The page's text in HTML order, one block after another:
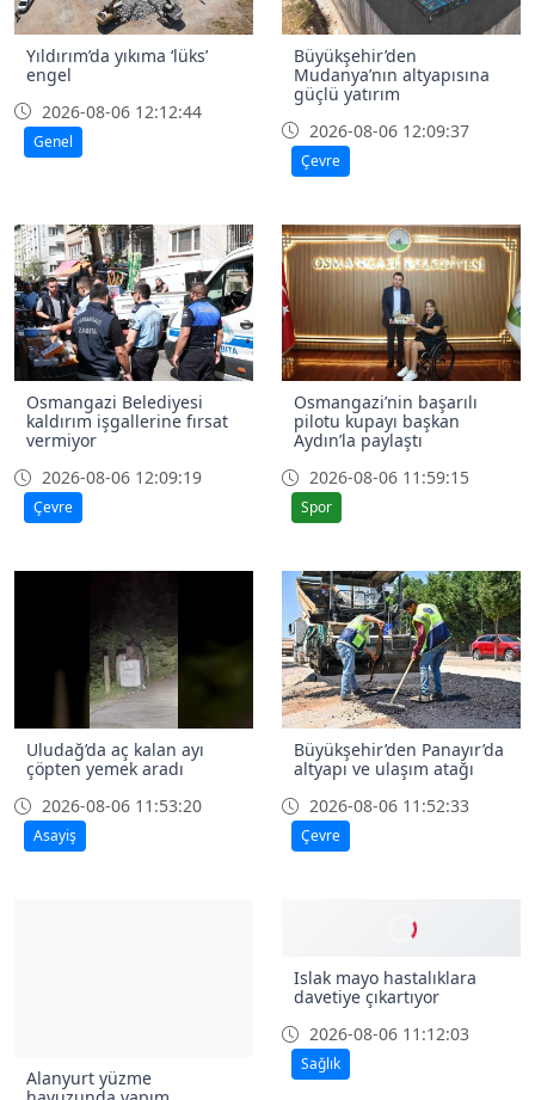
Yıldırım’da yıkıma ‘lüks’
engel
2026-08-06 12:12:44
Genel
Büyükşehir’den
Mudanya’nın altyapısına
güçlü yatırım
2026-08-06 12:09:37
Çevre
Osmangazi Belediyesi
kaldırım işgallerine fırsat
vermiyor
2026-08-06 12:09:19
Çevre
Osmangazi’nin başarılı
pilotu kupayı başkan
Aydın’la paylaştı
2026-08-06 11:59:15
Spor
Uludağ’da aç kalan ayı
çöpten yemek aradı
2026-08-06 11:53:20
Asayiş
Büyükşehir’den Panayır’da
altyapı ve ulaşım atağı
2026-08-06 11:52:33
Çevre
Alanyurt yüzme
Islak mayo hastalıklara
davetiye çıkartıyor
2026-08-06 11:12:03
Sağlık